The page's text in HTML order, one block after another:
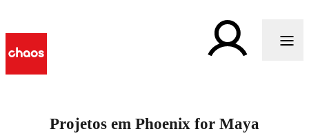
Projetos em Phoenix for Maya